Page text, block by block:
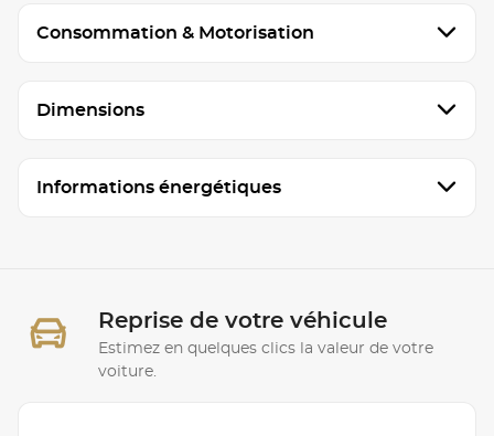
Consommation & Motorisation
Dimensions
Informations énergétiques
Reprise de votre véhicule
Estimez en quelques clics la valeur de votre
voiture.